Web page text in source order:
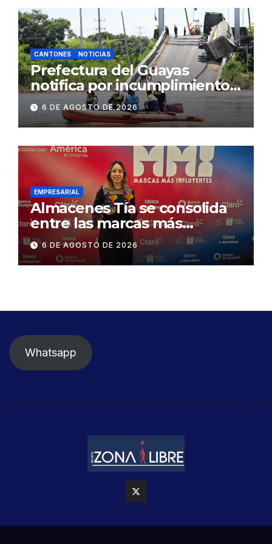
CANTONES NOTICIAS
Prefectura del Guayas
notifica por incumplimiento
contractual a la
Concesionaria CONORTE y
exige celeridad en
desmontaje del puente
Gonzalo Icaza Cornejo, en
Daule
6 DE AGOSTO DE 2026
EMPRESARIAL
Almacenes Tía se consolida
entre las marcas más
influyentes del Ecuador
6 DE AGOSTO DE 2026
Whatsapp